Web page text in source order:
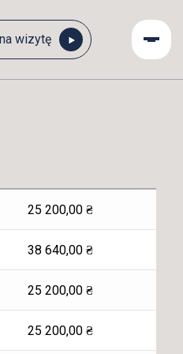
wizytę
25 200,00 ₴
38 640,00 ₴
25 200,00 ₴
25 200,00 ₴